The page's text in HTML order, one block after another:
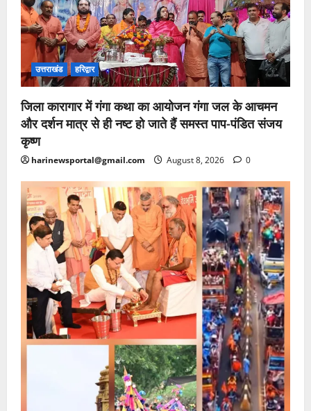
उत्तराखंड हरिद्वार
जिला कारागार में गंगा कथा का आयोजन गंगा जल के आचमन
और दर्शन मात्र से ही नष्ट हो जाते हैं समस्त पाप-पंडित संजय
कृष्ण
harinewsportal@gmail.com August 8, 2026 0